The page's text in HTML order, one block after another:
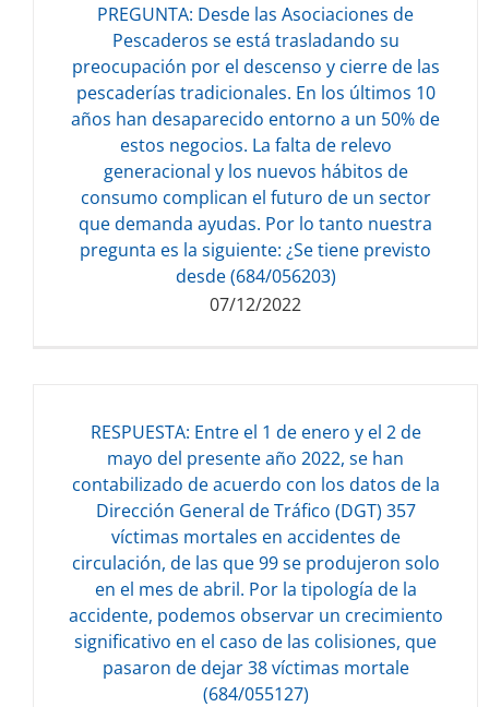
Descarga del documento:
219.57 KB
PREGUNTA: Desde las Asociaciones de
Pescaderos se está trasladando su
preocupación por el descenso y cierre de las
pescaderías tradicionales. En los últimos 10
años han desaparecido entorno a un 50% de
estos negocios. La falta de relevo
generacional y los nuevos hábitos de
consumo complican el futuro de un sector
que demanda ayudas. Por lo tanto nuestra
pregunta es la siguiente: ¿Se tiene previsto
desde (684/056203)
07/12/2022
Descarga del documento:
133.79 KB
RESPUESTA: Entre el 1 de enero y el 2 de
mayo del presente año 2022, se han
contabilizado de acuerdo con los datos de la
Dirección General de Tráfico (DGT) 357
víctimas mortales en accidentes de
circulación, de las que 99 se produjeron solo
en el mes de abril. Por la tipología de la
accidente, podemos observar un crecimiento
significativo en el caso de las colisiones, que
pasaron de dejar 38 víctimas mortale
(684/055127)